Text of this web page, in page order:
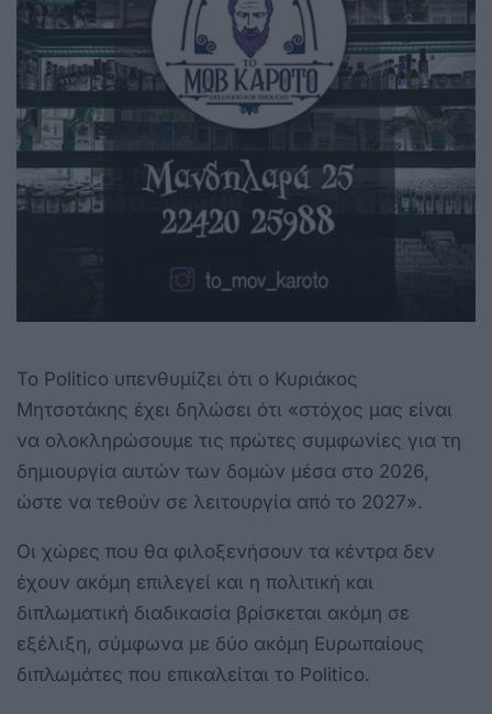
Το Politico υπενθυμίζει ότι ο Κυριάκος
Μητσοτάκης έχει δηλώσει ότι «στόχος μας είναι
να ολοκληρώσουμε τις πρώτες συμφωνίες για τη
δημιουργία αυτών των δομών μέσα στο 2026,
ώστε να τεθούν σε λειτουργία από το 2027».
Οι χώρες που θα φιλοξενήσουν τα κέντρα δεν
έχουν ακόμη επιλεγεί και η πολιτική και
διπλωματική διαδικασία βρίσκεται ακόμη σε
εξέλιξη, σύμφωνα με δύο ακόμη Ευρωπαίους
διπλωμάτες που επικαλείται το Politico.